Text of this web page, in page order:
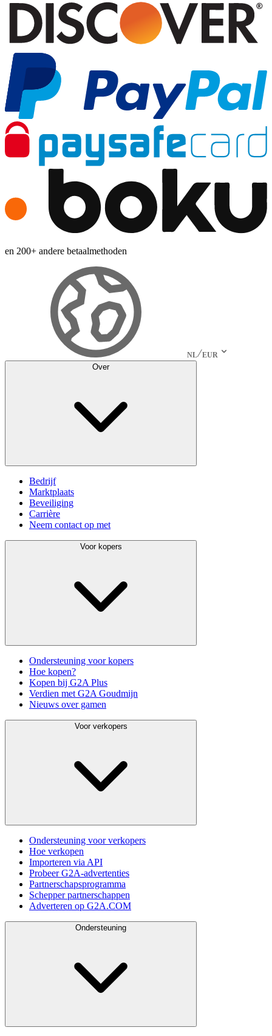
en 200+ andere betaalmethoden
NL EUR
Over
Bedrijf
Marktplaats
Beveiliging
Carrière
Neem contact op met
Voor kopers
Ondersteuning voor kopers
Hoe kopen?
Kopen bij G2A Plus
Verdien met G2A Goudmijn
Nieuws over gamen
Voor verkopers
Ondersteuning voor verkopers
Hoe verkopen
Importeren via API
Probeer G2A-advertenties
Partnerschapsprogramma
Schepper partnerschappen
Adverteren op G2A.COM
Ondersteuning